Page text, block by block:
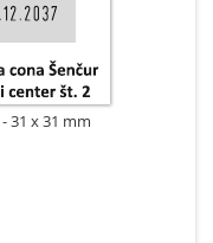
31 x 31 mm